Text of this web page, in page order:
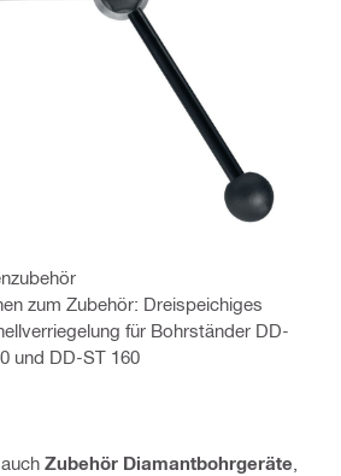
zum Zubehör: Dreispeichiges
für Bohrständer DD-
und DD-ST 160
Zubehör Diamantbohrgeräte